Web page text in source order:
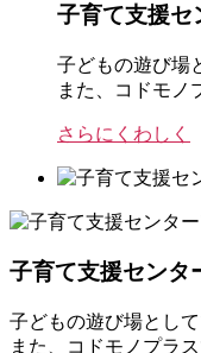
子育て支援セ
子どもの遊び場
また、コドモノ
さらにくわしく
子育て支援センタ
子どもの遊び場とし
また、コドモノプラ